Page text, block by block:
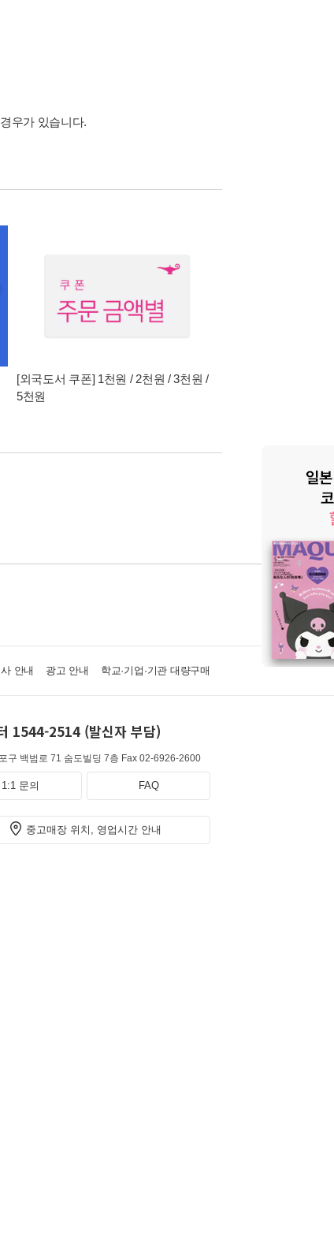
우가 있습니다.
[외국도서 쿠폰] 1천원 / 2천원 / 3천원 /
5천원
안내 광고 안내 학교·기업·기관 대량구매
1544-2514 (발신자 부담)
구 백범로 71 숨도빌딩 7층 Fax 02-6926-2600
1:1 문의 FAQ
중고매장 위치, 영업시간 안내